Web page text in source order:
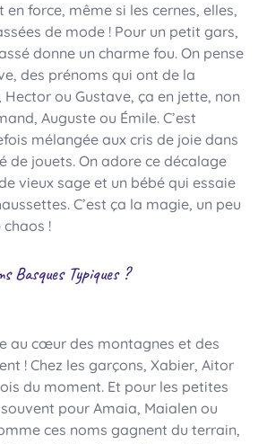
force, même si les cernes, elles,
de mode ! Pour un petit gars,
donne un charme fou. On pense
des prénoms qui ont de la
Hector ou Gustave, ça en jette, non
Auguste ou Émile. C’est
mélangée aux cris de joie dans
de jouets. On adore ce décalage
vieux sage et un bébé qui essaie
C’est ça la magie, un peu
!
Basques Typiques ?
au cœur des montagnes et des
! Chez les garçons, Xabier, Aitor
du moment. Et pour les petites
pour Amaia, Maialen ou
ces noms gagnent du terrain,